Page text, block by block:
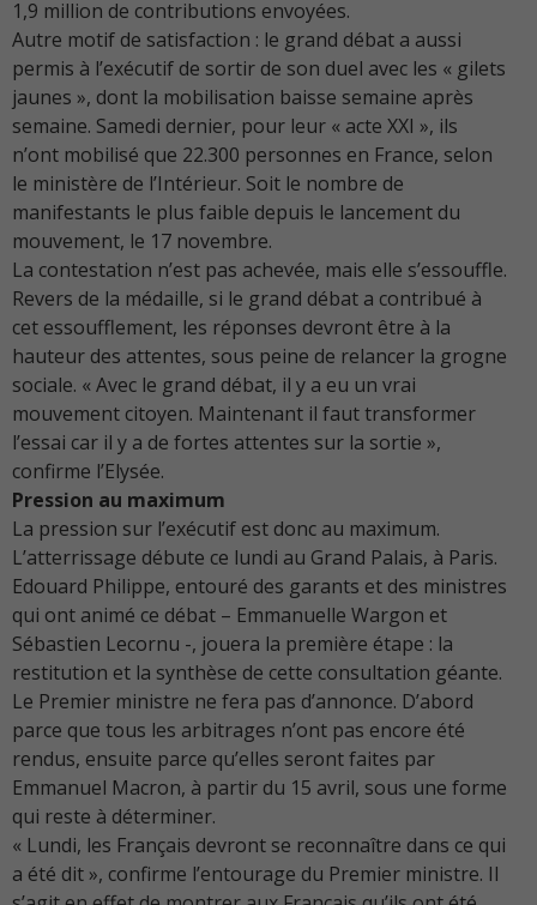
1,9 million de contributions envoyées.
Autre motif de satisfaction : le grand débat a aussi
permis à l’exécutif de sortir de son duel avec les « gilets
jaunes », dont la mobilisation baisse semaine après
semaine. Samedi dernier, pour leur « acte XXI », ils
n’ont mobilisé que 22.300 personnes en France, selon
le ministère de l’Intérieur. Soit le nombre de
manifestants le plus faible depuis le lancement du
mouvement, le 17 novembre.
La contestation n’est pas achevée, mais elle s’essouffle.
Revers de la médaille, si le grand débat a contribué à
cet essoufflement, les réponses devront être à la
hauteur des attentes, sous peine de relancer la grogne
sociale. « Avec le grand débat, il y a eu un vrai
mouvement citoyen. Maintenant il faut transformer
l’essai car il y a de fortes attentes sur la sortie »,
confirme l’Elysée.
Pression au maximum
La pression sur l’exécutif est donc au maximum.
L’atterrissage débute ce lundi au Grand Palais, à Paris.
Edouard Philippe, entouré des garants et des ministres
qui ont animé ce débat – Emmanuelle Wargon et
Sébastien Lecornu -, jouera la première étape : la
restitution et la synthèse de cette consultation géante.
Le Premier ministre ne fera pas d’annonce. D’abord
parce que tous les arbitrages n’ont pas encore été
rendus, ensuite parce qu’elles seront faites par
Emmanuel Macron, à partir du 15 avril, sous une forme
qui reste à déterminer.
« Lundi, les Français devront se reconnaître dans ce qui
a été dit », confirme l’entourage du Premier ministre. Il